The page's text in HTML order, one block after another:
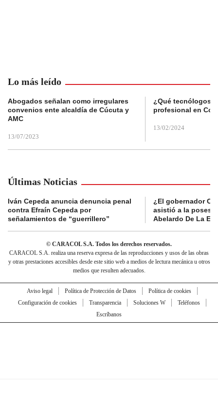
Lo más leído
Abogados señalan como irregulares
convenios ente alcaldía de Cúcuta y
AMC
13/07/2023
¿Qué tecnólogos
profesional en
13/02/2024
Últimas Noticias
Iván Cepeda anuncia denuncia penal
contra Efraín Cepeda por
señalamientos de “guerrillero”
¿El gobernador
asistió a la
Abelardo De La
© CARACOL S.A. Todos los derechos reservados.
CARACOL S.A. realiza una reserva expresa de las reproducciones y usos de las obras
y otras prestaciones accesibles desde este sitio web a medios de lectura mecánica u otros
medios que resulten adecuados.
Aviso legal Política de Protección de Datos
Política de cookies
Configuración de cookies
Transparencia Soluciones W
Teléfonos
Escríbanos